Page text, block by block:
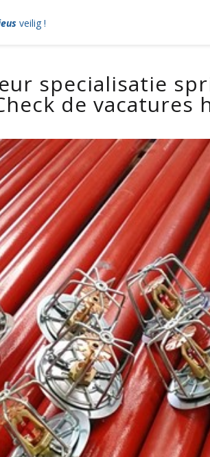
veilig !
specialisatie
de vacatures